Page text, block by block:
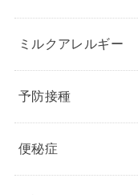
ミルクアレルギー
予防接種
便秘症